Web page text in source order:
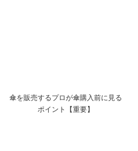
傘を販売するプロが傘購入前に見る
ポイント【重要】